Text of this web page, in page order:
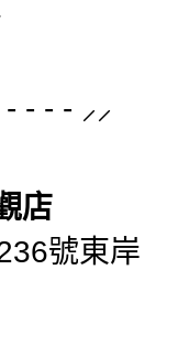
- - - ⸝⸝
店
號東岸